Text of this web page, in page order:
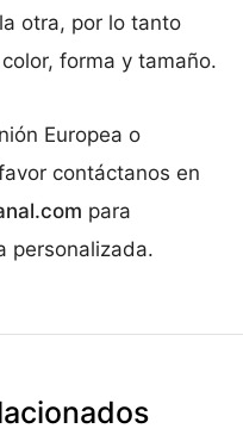
otra, por lo tanto
forma y tamaño.
Europea o
contáctanos en
para
personalizada.